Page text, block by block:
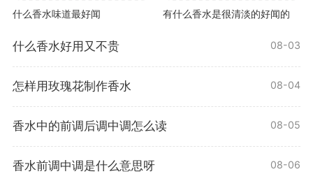
什么香水味道最好闻 有什么香水是很清淡的好闻的
什么香水好用又不贵 08-03
怎样用玫瑰花制作香水 08-04
香水中的前调后调中调怎么读 08-05
香水前调中调是什么意思呀 08-06